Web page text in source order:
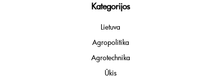
Kategorijos
Lietuva
Agropolitika
Agrotechnika
Ūkis